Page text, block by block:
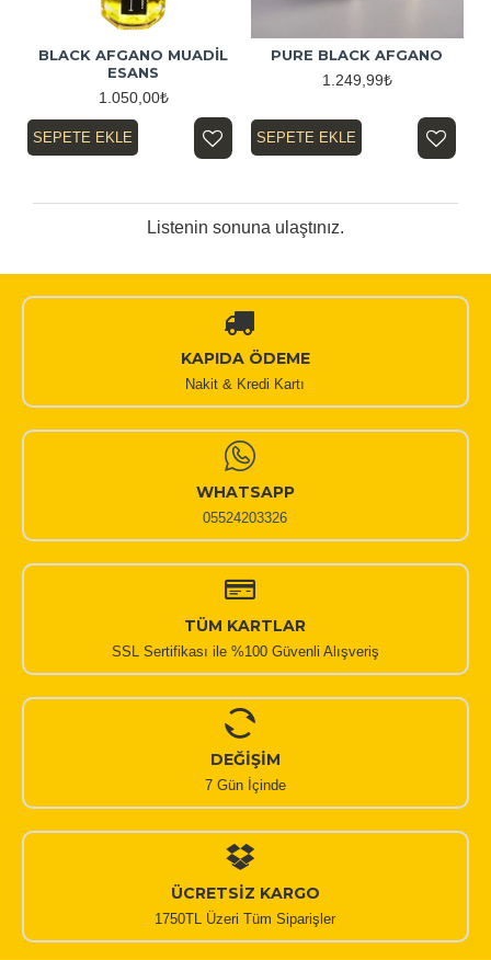
BLACK AFGANO MUADİL
ESANS
1.050,00₺
SEPETE EKLE
PURE BLACK AFGANO
1.249,99₺
SEPETE EKLE
Listenin sonuna ulaştınız.
KAPIDA ÖDEME
Nakit & Kredi Kartı
WHATSAPP
05524203326
TÜM KARTLAR
SSL Sertifikası ile %100 Güvenli Alışveriş
DEĞİŞİM
7 Gün İçinde
ÜCRETSİZ KARGO
1750TL Üzeri Tüm Siparişler